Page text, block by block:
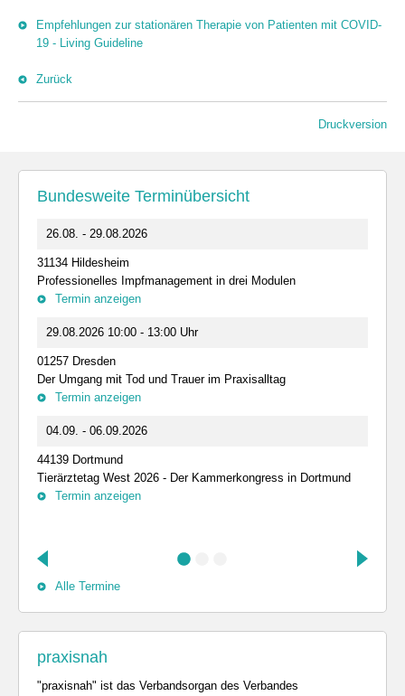
Empfehlungen zur stationären Therapie von Patienten mit COVID-
19 - Living Guideline
Zurück
Druckversion
Bundesweite Terminübersicht
26.08. - 29.08.2026
31134 Hildesheim
Professionelles Impfmanagement in drei Modulen
Termin anzeigen
29.08.2026 10:00 - 13:00 Uhr
01257 Dresden
Der Umgang mit Tod und Trauer im Praxisalltag
Termin anzeigen
04.09. - 06.09.2026
44139 Dortmund
Tierärztetag West 2026 - Der Kammerkongress in Dortmund
Termin anzeigen
Alle Termine
praxisnah
"praxisnah" ist das Verbandsorgan des Verbandes